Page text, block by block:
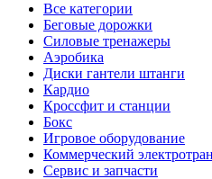
Все категории
Беговые дорожки
Силовые тренажеры
Аэробика
Диски гантели штанги
Кардио
Кроссфит и станции
Бокс
Игровое оборудование
Коммерческий
Сервис и запчасти